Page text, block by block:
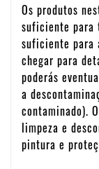
Os produtos
suficiente para
suficiente para
chegar para
poderás
a
contaminado).
limpeza e
pintura e